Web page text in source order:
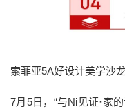
索菲亚5A好设计美学沙
7月5日，“与Ni见证·家